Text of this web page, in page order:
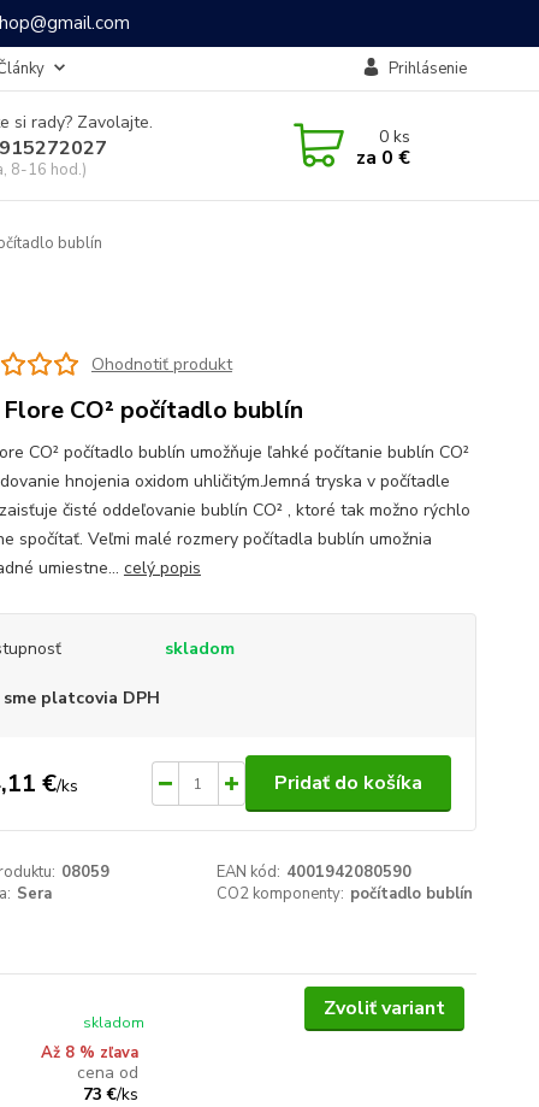
Prihlásenie
si rady? Zavolajte.
8-16 hod.)
0ks
za 0 €
bublín
Ohodnotiť produkt
CO² počítadlo bublín
CO² počítadlo bublín umožňuje ľahké počítanie bublín CO²
hnojenia oxidom uhličitým.Jemná tryska v počítadle
čisté oddeľovanie bublín CO² , ktoré tak možno rýchlo
spočítať. Veľmi malé rozmery počítadla bublín umožnia
umiestne... celý popis
skladom
sme platcovia DPH
€/ks Pridať do košíka
08059 EAN kód: 4001942080590
Sera CO2 komponenty: počítadlo bublín
Až 8 % zľava
cena od
73 €/ks
skladom
Zvoliť variant